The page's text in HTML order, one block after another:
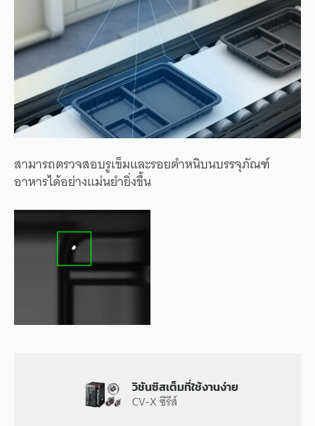
สามารถตรวจสอบรูเข็มและรอยตำหนิบนบรรจุภัณฑ์
อาหารได้อย่างแม่นยำยิ่งขึ้น
วิชันซิสเต็มที่ใช้งานง่าย
CV-X ซีรีส์